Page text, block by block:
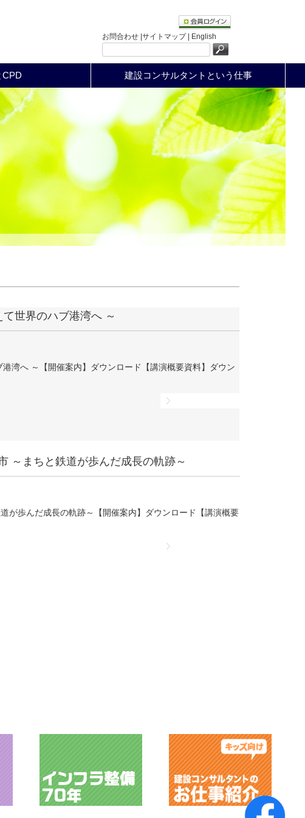
お問合わせ |サイトマップ | English
CPD 建設コンサルタントという仕事
世界のハブ港湾へ ～
湾へ ～【開催案内】ダウンロード【講演概要資料】ダウン
～まちと鉄道が歩んだ成長の軌跡～
が歩んだ成長の軌跡～【開催案内】ダウンロード【講演概要